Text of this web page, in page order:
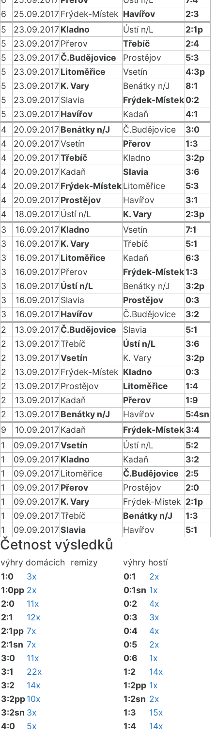
6
25.09.2017 Frýdek-Místek Havířov
2:3
5
23.09.2017 Kladno Ústí n/L
2:1p
5
23.09.2017 Přerov Třebíč
2:4
5
23.09.2017 Č.Budějovice Prostějov
5:3
5
23.09.2017 Litoměřice Vsetín
4:3p
5
23.09.2017 K. Vary Benátky n/J
8:1
5
23.09.2017 Slavia Frýdek-Místek0:2
5
23.09.2017 Havířov Kadaň
4:1
4
20.09.2017 Benátky n/J Č.Budějovice
3:0
4
20.09.2017Vsetín Přerov
1:3
4
20.09.2017Třebíč Kladno
3:2p
4
20.09.2017 Kadaň Slavia
3:6
4
20.09.2017 Frýdek-MístekLitoměřice
5:3
4
20.09.2017 Prostějov Havířov
3:1
4
18.09.2017 Ústí n/L K. Vary
2:3p
3
16.09.2017 Kladno Vsetín
7:1
3
16.09.2017 K. Vary Třebíč
5:1
3
16.09.2017 Litoměřice Kadaň
6:3
3
16.09.2017 Přerov Frýdek-Místek1:3
3
16.09.2017 Ústí n/L Benátky n/J
3:2p
3
16.09.2017 Slavia Prostějov
0:3
3
16.09.2017 Havířov Č.Budějovice
3:2
2
13.09.2017 Č.Budějovice Slavia
5:1
2
13.09.2017Třebíč Ústí n/L
3:6
2
13.09.2017Vsetín K. Vary
3:2p
2
13.09.2017 Frýdek-Místek Kladno
0:3
2
13.09.2017 Prostějov Litoměřice
1:4
2
13.09.2017 Kadaň Přerov
1:9
2
13.09.2017 Benátky n/J Havířov
5:4sn
9
10.09.2017 Kadaň Frýdek-Místek3:4
1
09.09.2017Vsetín Ústí n/L
5:2
1
09.09.2017 Kladno Kadaň
3:2
1
09.09.2017 Litoměřice Č.Budějovice
2:5
1
09.09.2017 Přerov Prostějov
2:0
1
09.09.2017 K. Vary Frýdek-Místek 2:1p
1
09.09.2017Třebíč Benátky n/J
1:3
1
09.09.2017Slavia Havířov 5:1
Četnost výsledků
výhry domácích remízy výhry hostí
1:0
3x
1:0pp 2x
2:0
11x
2:1
12x
2:1pp 7x
2:1sn 7x
3:0
11x
3:1
22x
3:2
14x
3:2pp10x
3:2sn 3x
4:0
5x
0:1
2x
0:1sn 1x
0:2
4x
0:3
3x
0:4
4x
0:5
2x
0:6
1x
1:2
14x
1:2pp 1x
1:2sn 2x
1:3
15x
1:4
14x